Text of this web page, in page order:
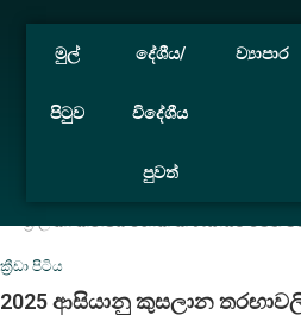
මුල්
පිටුව
දේශීය/
විදේශීය
පුවත්
ව්‍යාපාර
ශ්‍රී ලංකා කනිෂ්ඨ හොකී කණ්ඩායම් වෙත
ක්‍රීඩා පිටිය
2025 ආසියානු කුසලාන